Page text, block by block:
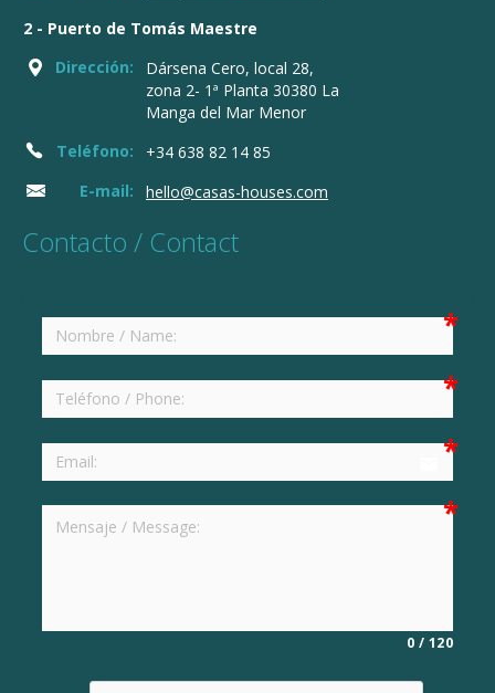
2 - Puerto de Tomás Maestre
Dirección:
Dársena Cero, local 28,
zona 2- 1ª Planta 30380 La
Manga del Mar Menor
Teléfono:
+34 638 82 14 85
E-mail:
hello@casas-houses.com
Contacto / Contact
0 / 120